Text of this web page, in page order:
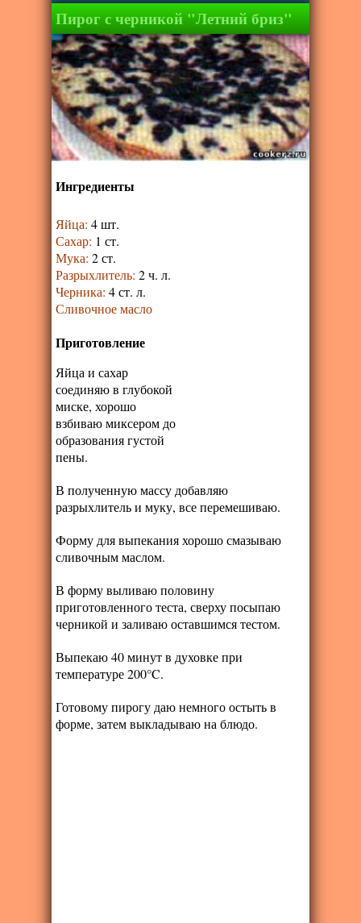
Пирог с черникой "Летний бриз"
Ингредиенты
Яйца: 4 шт.
Сахар: 1 ст.
Мука: 2 ст.
Разрыхлитель: 2 ч. л.
Черника: 4 ст. л.
Сливочное масло
Приготовление
Яйца и сахар
соединяю в глубокой
миске, хорошо
взбиваю миксером до
образования густой
пены.
В полученную массу добавляю
разрыхлитель и муку, все перемешиваю.
Форму для выпекания хорошо смазываю
сливочным маслом.
В форму выливаю половину
приготовленного теста, сверху посыпаю
черникой и заливаю оставшимся тестом.
Выпекаю 40 минут в духовке при
температуре 200°C.
Готовому пирогу даю немного остыть в
форме, затем выкладываю на блюдо.